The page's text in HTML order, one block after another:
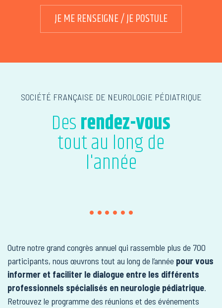
JE ME RENSEIGNE / JE POSTULE
SOCIÉTÉ FRANÇAISE DE NEUROLOGIE PÉDIATRIQUE
Desrendez-vous
tout au long de
l'année
Outre notre grand congrès annuel qui rassemble plus de 700
participants, nous œuvrons tout au long de l’année pour vous
informer et faciliter le dialogue entre les différents
professionnels spécialisés en neurologie pédiatrique.
Retrouvez le programme des réunions et des événements